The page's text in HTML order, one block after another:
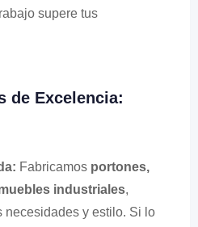
supere tus
de Excelencia:
Fabricamos portones,
industriales,
necesidades y estilo. Si lo